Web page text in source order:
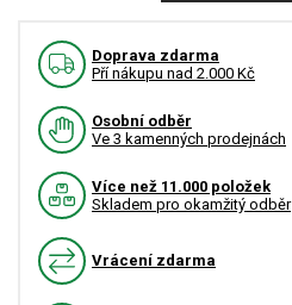
Doprava zdarma
Pří nákupu nad 2.000 Kč
Osobní odběr
Ve 3 kamenných prodejnách
Více než 11.000 položek
Skladem pro okamžitý odběr
Vrácení zdarma